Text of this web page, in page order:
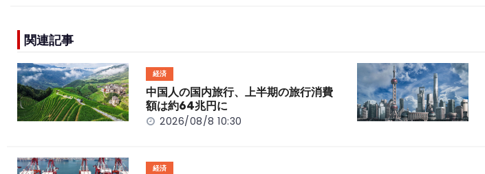
o
o
k
k
関連記事
経済
中国人の国内旅行、上半期の旅行消費
額は約64兆円に
2026/08/8 10:30
経済